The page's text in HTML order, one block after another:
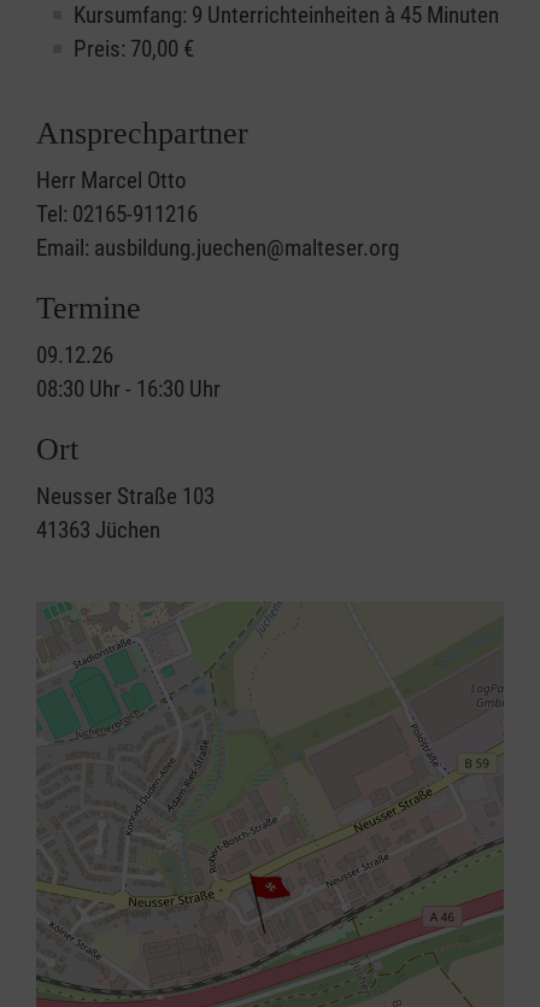
Kursumfang: 9 Unterrichteinheiten à 45 Minuten
Preis: 70,00 €
Ansprechpartner
Herr Marcel Otto
Tel: 02165-911216
Email: ausbildung.juechen@malteser.org
Termine
09.12.26
08:30 Uhr - 16:30 Uhr
Ort
Neusser Straße 103
41363 Jüchen